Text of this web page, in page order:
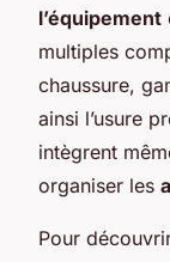
l’équipement
multiples
chaussure,
ainsi l’usure
intègrent
organiser les
Pour